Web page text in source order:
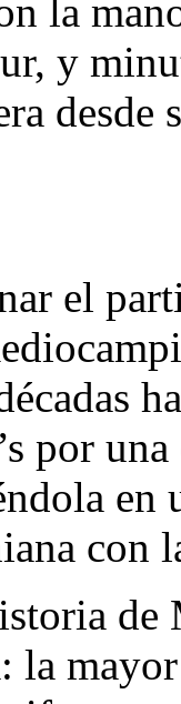
la
y
el
por
en
con
de
la